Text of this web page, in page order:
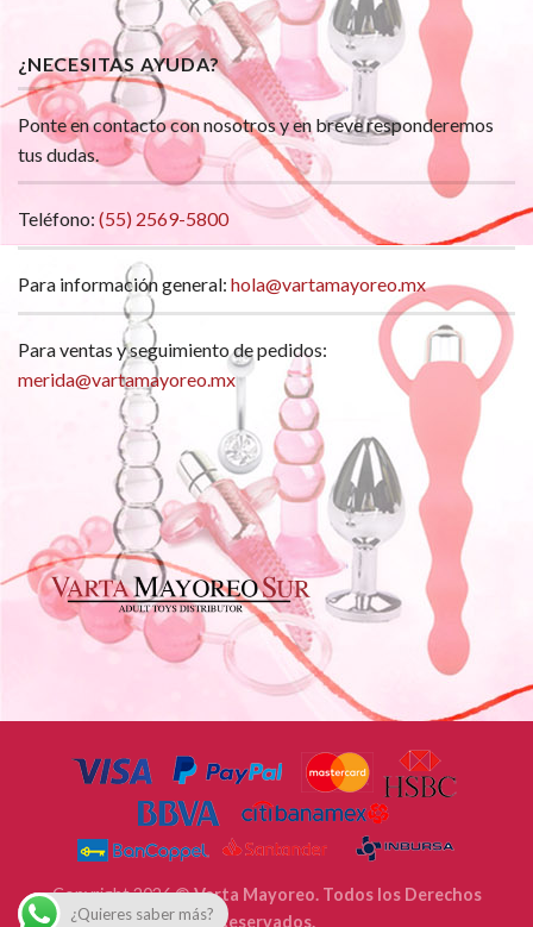
¿NECESITAS AYUDA?
Ponte en contacto con nosotros y en breve responderemos
tus dudas.
Teléfono: (55) 2569-5800
Para información general: hola@vartamayoreo.mx
Para ventas y seguimiento de pedidos:
merida@vartamayoreo.mx
Copyright 2026 ©Varta Mayoreo. Todos los Derechos
Reservados.
¿Quieres saber más?